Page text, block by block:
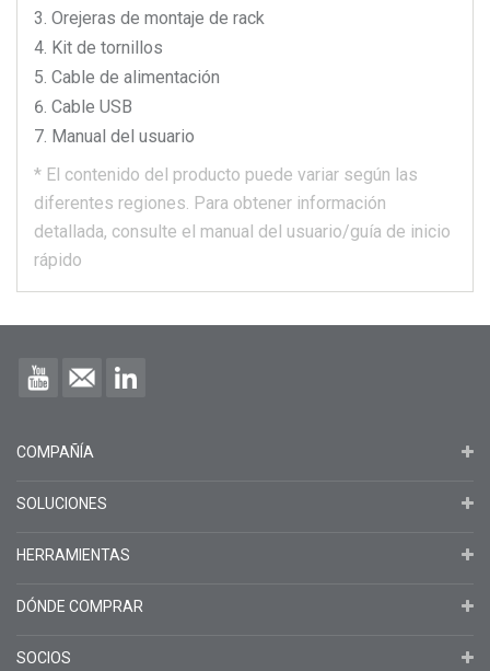
Orejeras de montaje de rack
Kit de tornillos
Cable de alimentación
Cable USB
Manual del usuario
* El contenido del producto puede variar según las
diferentes regiones. Para obtener información
detallada, consulte el manual del usuario/guía de inicio
rápido
COMPAÑÍA
SOLUCIONES
HERRAMIENTAS
DÓNDE COMPRAR
SOCIOS